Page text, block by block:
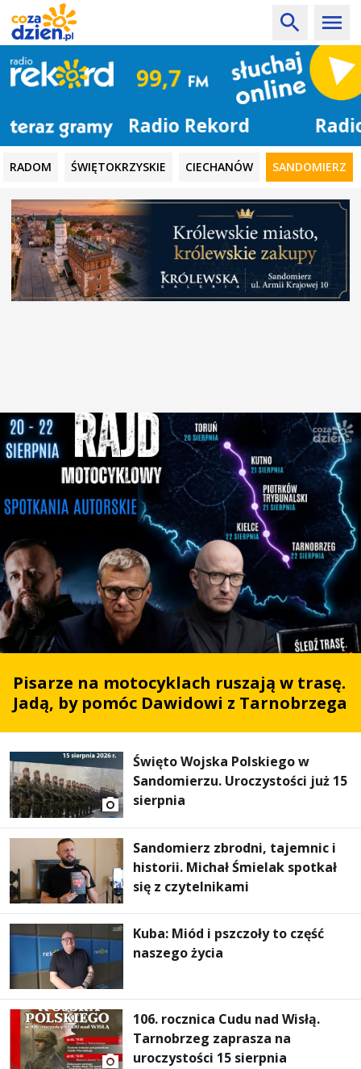
Radio Rekord
RADOM ŚWIĘTOKRZYSKIE CIECHANÓW SANDOMIERZ
Pisarze na motocyklach ruszają w trasę.
Jadą, by pomóc Dawidowi z Tarnobrzega
Święto Wojska Polskiego w
Sandomierzu. Uroczystości już 15
sierpnia
Sandomierz zbrodni, tajemnic i
historii. Michał Śmielak spotkał
się z czytelnikami
Kuba: Miód i pszczoły to część
naszego życia
106. rocznica Cudu nad Wisłą.
Tarnobrzeg zaprasza na
uroczystości 15 sierpnia